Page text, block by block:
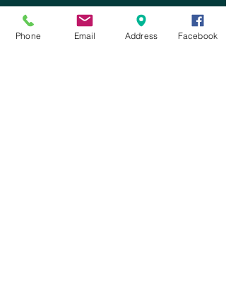
info@somatopsyche.it
Phone Email Address Facebook